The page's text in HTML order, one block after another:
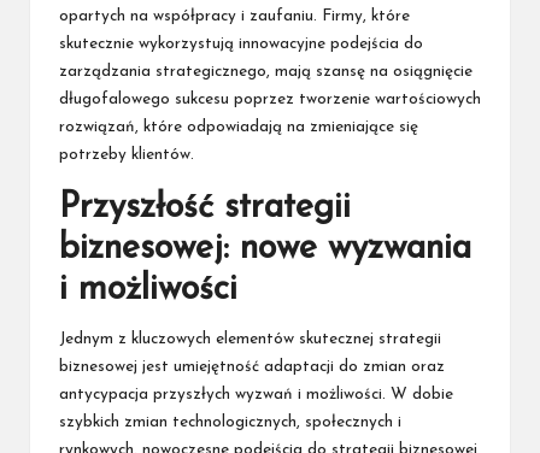
opartych na współpracy i zaufaniu. Firmy, które
skutecznie wykorzystują innowacyjne podejścia do
zarządzania strategicznego, mają szansę na osiągnięcie
długofalowego sukcesu poprzez tworzenie wartościowych
rozwiązań, które odpowiadają na zmieniające się
potrzeby klientów.
Przyszłość strategii
biznesowej: nowe wyzwania
i możliwości
Jednym z kluczowych elementów skutecznej strategii
biznesowej jest umiejętność adaptacji do zmian oraz
antycypacja przyszłych wyzwań i możliwości. W dobie
szybkich zmian technologicznych, społecznych i